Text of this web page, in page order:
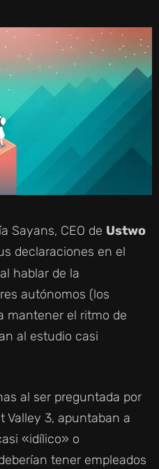
Sayans, CEO de Ustwo
declaraciones en el
al hablar de la
autónomos (los
mantener el ritmo de
al estudio casi
al ser preguntada por
Valley 3, apuntaban a
«idílico» o
tener empleados